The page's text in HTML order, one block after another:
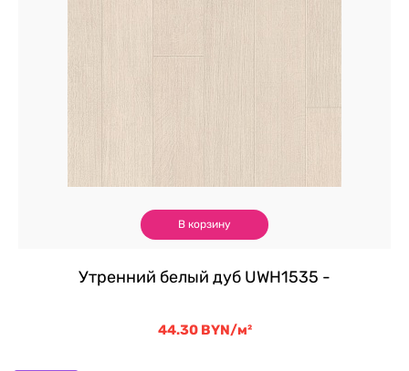
В корзину
Утренний белый дуб UWH1535 -
44.30 BYN/м²